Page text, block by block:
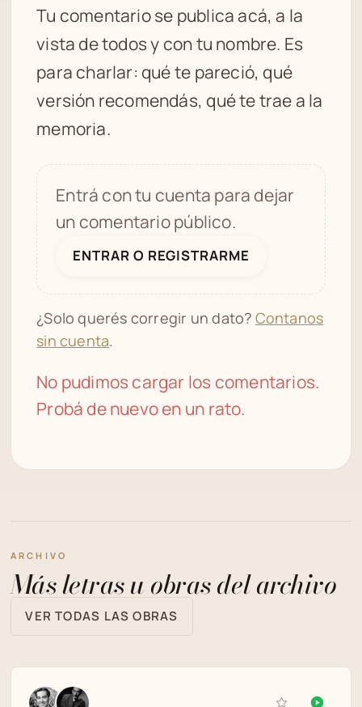
Tu comentario se publica acá, a la
vista de todos y con tu nombre. Es
para charlar: qué te pareció, qué
versión recomendás, qué te trae a la
memoria.
Entrá con tu cuenta para dejar
un comentario público.
ENTRAR O REGISTRARME
¿Solo querés corregir un dato? Contanos
sin cuenta.
No pudimos cargar los comentarios.
Probá de nuevo en un rato.
ARCHIVO
Más letras u obras del archivo
VER TODAS LAS OBRAS